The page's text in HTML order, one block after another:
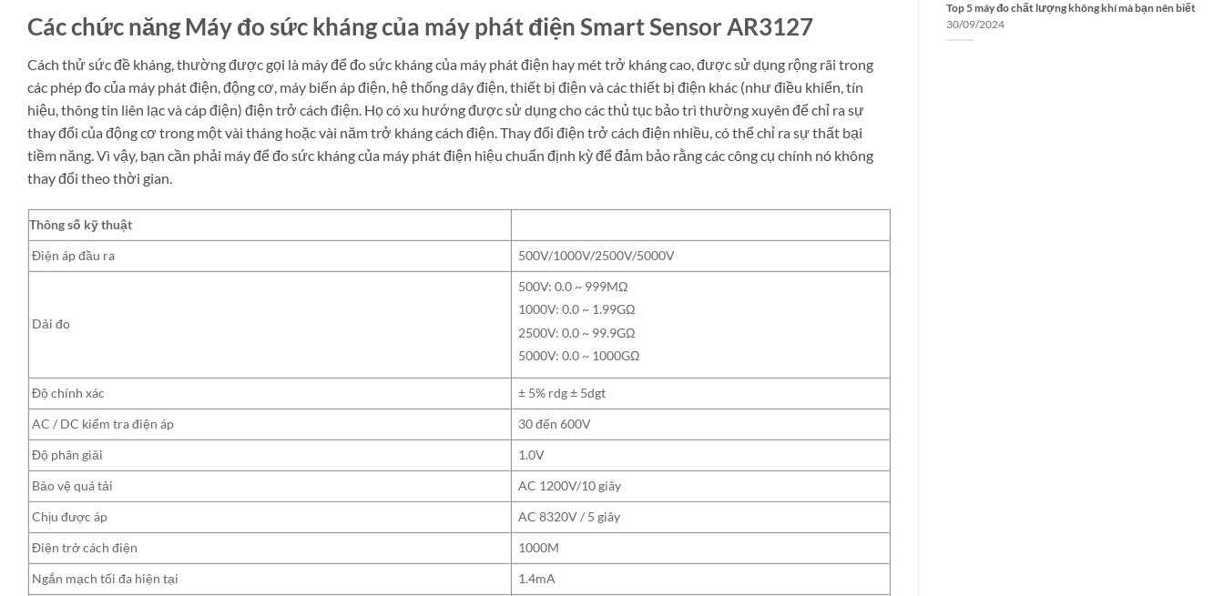
Các chức năng Máy đo sức kháng của máy phát điện Smart Sensor AR3127
Cách thử sức đề kháng, thường được gọi là máy để đo sức kháng của máy phát điện hay mét trở kháng cao, được sử dụng rộng rãi trong
các phép đo của máy phát điện, động cơ, máy biến áp điện, hệ thống dây điện, thiết bị điện và các thiết bị điện khác (như điều khiển, tín
hiệu, thông tin liên lạc và cáp điện) điện trở cách điện. Họ có xu hướng được sử dụng cho các thủ tục bảo trì thường xuyên để chỉ ra sự
thay đổi của động cơ trong một vài tháng hoặc vài năm trở kháng cách điện. Thay đổi điện trở cách điện nhiều, có thể chỉ ra sự thất bại
tiềm năng. Vì vậy, bạn cần phải máy để đo sức kháng của máy phát điện hiệu chuẩn định kỳ để đảm bảo rằng các công cụ chính nó không
thay đổi theo thời gian.
Thông số kỹ thuật
Điện áp đầu ra
500V/1000V/2500V/5000V
Dải đo
500V: 0.0 ~ 999MΩ
1000V: 0.0 ~ 1.99GΩ
2500V: 0.0 ~ 99.9GΩ
5000V: 0.0 ~ 1000GΩ
Độ chính xác
± 5% rdg ± 5dgt
AC / DC kiểm tra điện áp
30 đến 600V
Độ phân giải
1.0V
Bảo vệ quá tải
AC 1200V/10 giây
Chịu được áp
AC 8320V / 5 giây
Điện trở cách điện
1000M
Ngắn mạch tối đa hiện tại
1.4mA
Top 5 máy đo chất lượng không khí mà bạn nên biết
30/09/2024